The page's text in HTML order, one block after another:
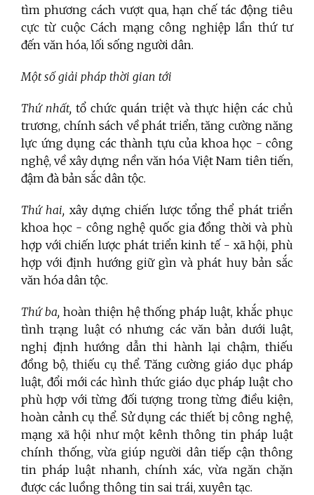
tìm phương cách vượt qua, hạn chế tác động tiêu
cực từ cuộc Cách mạng công nghiệp lần thứ tư
đến văn hóa, lối sống người dân.
Một số giải pháp thời gian tới
Thứ nhất, tổ chức quán triệt và thực hiện các chủ
trương, chính sách về phát triển, tăng cường năng
lực ứng dụng các thành tựu của khoa học - công
nghệ, về xây dựng nền văn hóa Việt Nam tiên tiến,
đậm đà bản sắc dân tộc.
Thứ hai, xây dựng chiến lược tổng thể phát triển
khoa học - công nghệ quốc gia đồng thời và phù
hợp với chiến lược phát triển kinh tế - xã hội, phù
hợp với định hướng giữ gìn và phát huy bản sắc
văn hóa dân tộc.
Thứ ba, hoàn thiện hệ thống pháp luật, khắc phục
tình trạng luật có nhưng các văn bản dưới luật,
nghị định hướng dẫn thi hành lại chậm, thiếu
đồng bộ, thiếu cụ thể. Tăng cường giáo dục pháp
luật, đổi mới các hình thức giáo dục pháp luật cho
phù hợp với từng đối tượng trong từng điều kiện,
hoàn cảnh cụ thể. Sử dụng các thiết bị công nghệ,
mạng xã hội như một kênh thông tin pháp luật
chính thống, vừa giúp người dân tiếp cận thông
tin pháp luật nhanh, chính xác, vừa ngăn chặn
được các luồng thông tin sai trái, xuyên tạc.